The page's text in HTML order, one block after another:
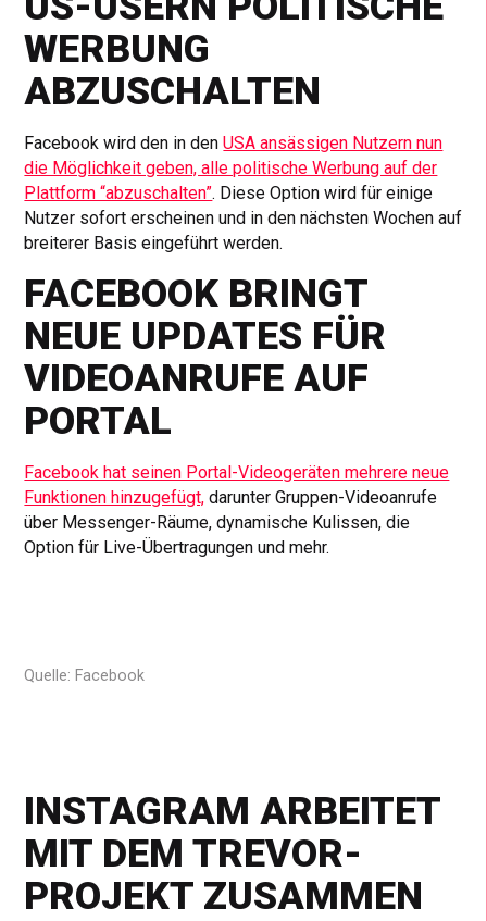
WERBUNG
ABZUSCHALTEN
Facebook wird den in denUSA ansässigen Nutzern nun
die Möglichkeit geben, alle politische Werbung auf der
Plattform “abzuschalten”. Diese Option wird für einige
Nutzer sofort erscheinen und in den nächsten Wochen auf
breiterer Basis eingeführt werden.
FACEBOOK BRINGT
NEUE UPDATES FÜR
VIDEOANRUFE AUF
PORTAL
Facebook hat seinen Portal-Videogeräten mehrere neue
Funktionen hinzugefügt, darunter Gruppen-Videoanrufe
über Messenger-Räume, dynamische Kulissen, die
Option für Live-Übertragungen und mehr.
Quelle: Facebook
INSTAGRAM ARBEITET
MIT DEM TREVOR-
PROJEKT ZUSAMMEN